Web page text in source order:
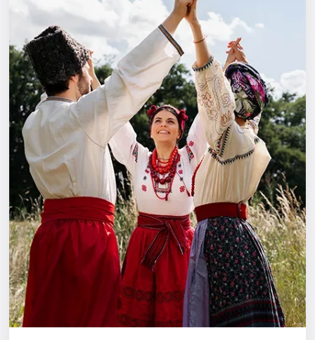
Города
Площадки
Артисты
Рейтинги